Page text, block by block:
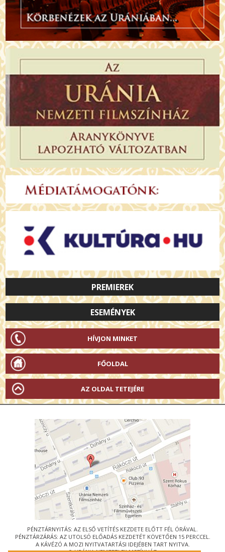
PREMIEREK
ESEMÉNYEK
HÍVJON MINKET
FŐOLDAL
AZ OLDAL TETEJÉRE
PÉNZTÁRNYITÁS: AZ ELSŐ VETÍTÉS KEZDETE ELŐTT FÉL ÓRÁVAL.
PÉNZTÁRZÁRÁS: AZ UTOLSÓ ELŐADÁS KEZDETÉT KÖVETŐEN 15 PERCCEL.
A KÁVÉZÓ A MOZI NYITVATARTÁSI IDEJÉBEN TART NYITVA.